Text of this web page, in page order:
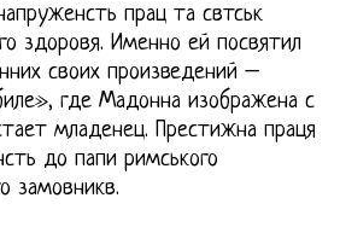
прац та свтськ
здоровя. Именно ей посвятил
своих произведений –
где Мадонна изображена с
младенец. Престижна праця
до папи римського
замовникв.